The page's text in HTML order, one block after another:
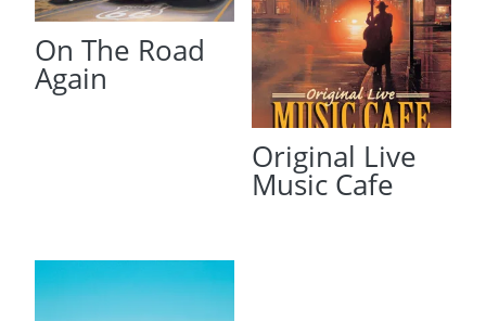
On The Road
Again
Original Live
Music Cafe